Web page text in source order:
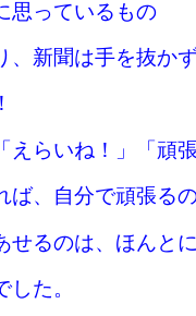
思っているもの
、新聞は手を抜か
えらいね！」「頑
ば、自分で頑張る
せるのは、ほんと
た。